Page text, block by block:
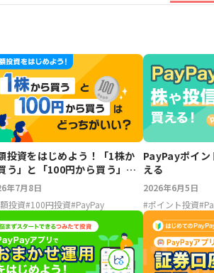
投資をはじめよう！「1株か
う」と「100円から買う」は
ちがいい？
年7月8日
投資#100円投資#PayPay
PayPayポイン
える
2026年6月5日
#ポイント投資#